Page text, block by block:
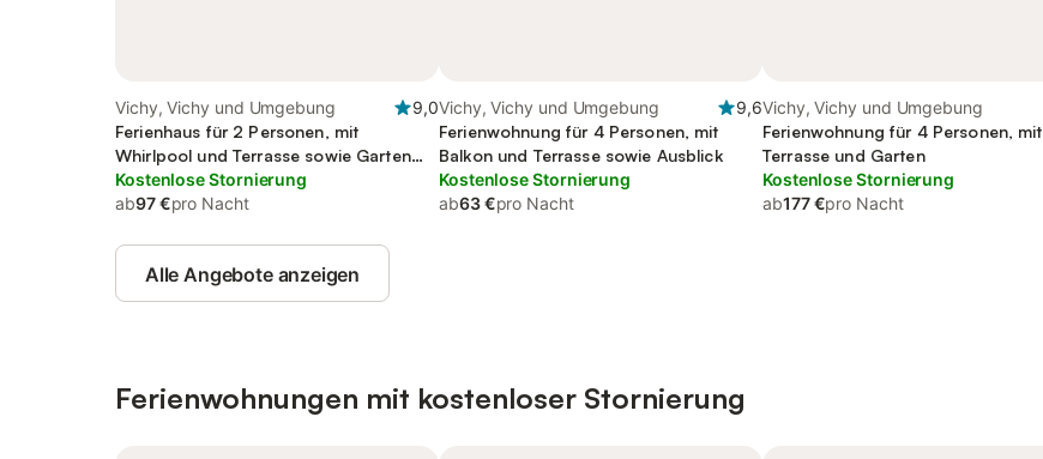
Vichy, Vichy und Umgebung
9,0
Ferienhaus für 2 Personen, mit
Whirlpool und Terrasse sowie Garten
und Ausblick
Kostenlose Stornierung
ab97 €pro Nacht
Vichy, Vichy und Umgebung
9,6
Ferienwohnung für 4 Personen, mit
Balkon und Terrasse sowie Ausblick
Kostenlose Stornierung
ab63 €pro Nacht
Vichy, Vichy und Umgebung
Ferienwohnung für 4 Personen, mit
Terrasse und Garten
Kostenlose Stornierung
ab177 €pro Nacht
Alle Angebote anzeigen
Ferienwohnungen mit kostenloser Stornierung